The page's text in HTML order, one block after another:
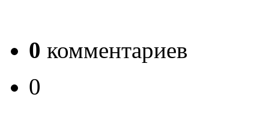
0 комментариев
0